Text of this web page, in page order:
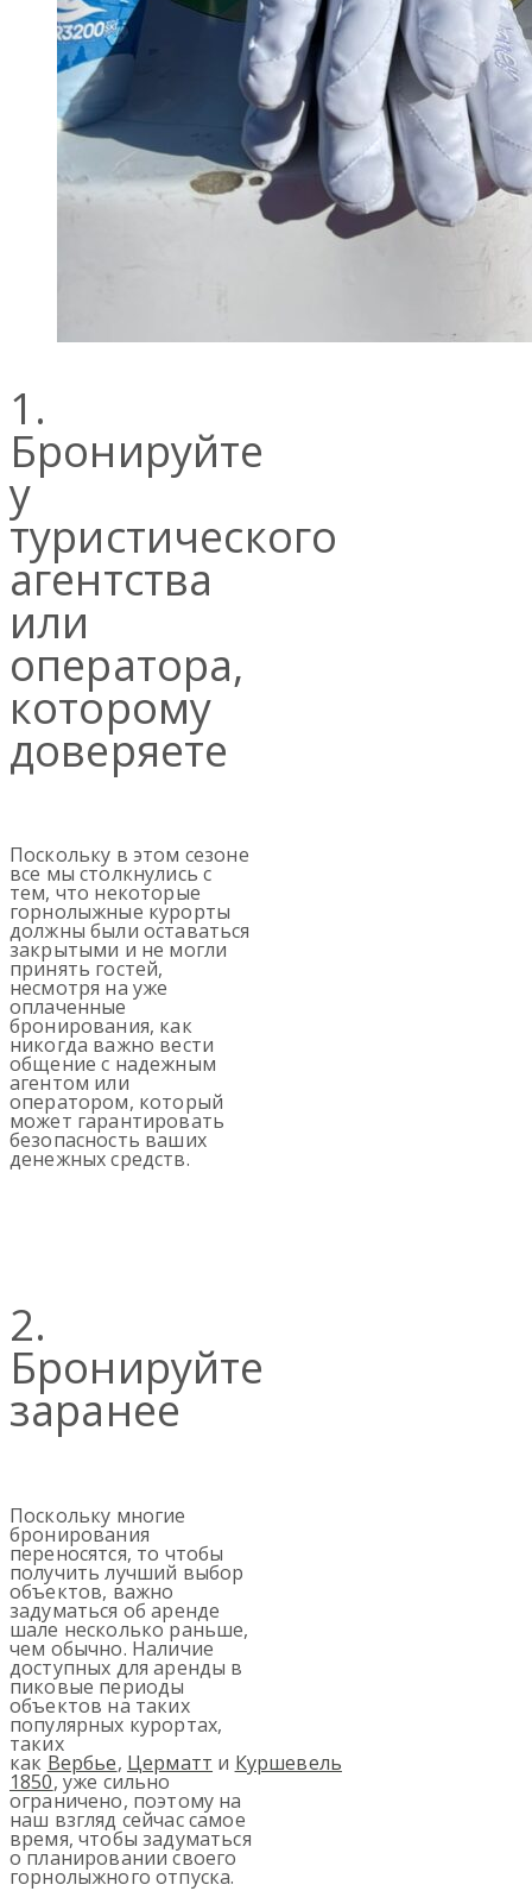
1.
Бронируйте
у
туристического
агентства
или
оператора,
которому
доверяете
Поскольку в этом сезоне
все мы столкнулись с
тем, что некоторые
горнолыжные курорты
должны были оставаться
закрытыми и не могли
принять гостей,
несмотря на уже
оплаченные
бронирования, как
никогда важно вести
общение с надежным
агентом или
оператором, который
может гарантировать
безопасность ваших
денежных средств.
2.
Бронируйте
заранее
Поскольку многие
бронирования
переносятся, то чтобы
получить лучший выбор
объектов, важно
задуматься об аренде
шале несколько раньше,
чем обычно. Наличие
доступных для аренды в
пиковые периоды
объектов на таких
популярных курортах,
таких
как Вербье, Церматт и Куршевель
1850, уже сильно
ограничено, поэтому на
наш взгляд сейчас самое
время, чтобы задуматься
о планировании своего
горнолыжного отпуска.